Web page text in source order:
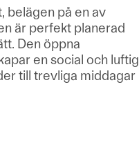
belägen på en av
är perfekt planerad
Den öppna
en social och luftig
till trevliga middagar